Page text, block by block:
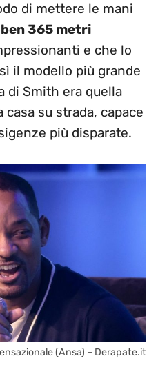
di mettere le mani
365 metri
e che lo
il modello più grande
di Smith era quella
su strada, capace
più disparate.
(Ansa) – Derapate.it